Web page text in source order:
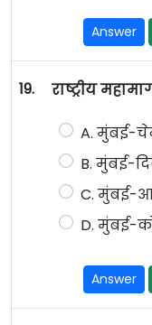
Answer
19. राष्ट्रीय
A. मुंबई-
B. मुंबई-
C. मुंबई-
D. मुंबई-
Answer